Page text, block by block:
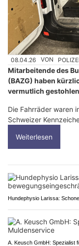
08.04.26 VON
Mitarbeitende des
(BAZG) haben
vermutlich
Die Fahrräder waren
Schweizer
Weiterlesen
Hundephysio Larissa:
A. Keusch GmbH: Spezialist